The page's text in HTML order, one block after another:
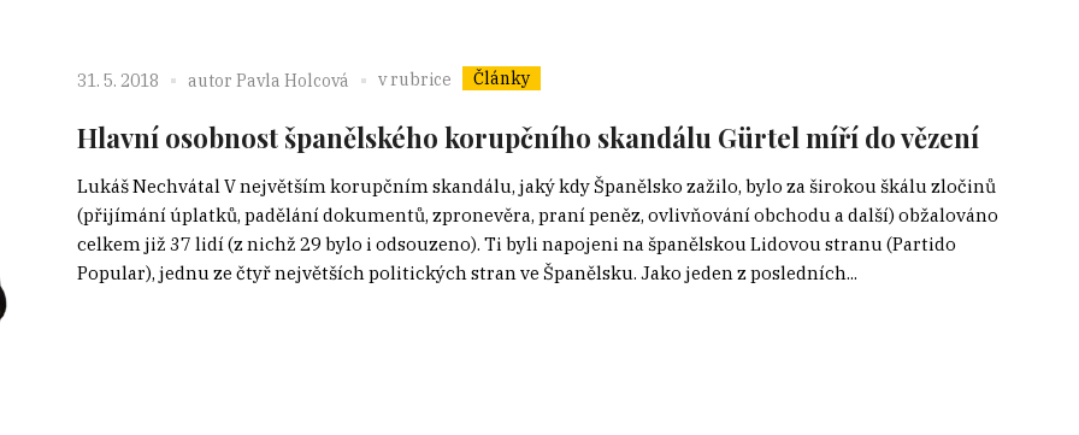
31. 5. 2018 autor Pavla Holcová v rubrice Články
Hlavní osobnost španělského korupčního skandálu Gürtel míří do vězení
Lukáš Nechvátal V největším korupčním skandálu, jaký kdy Španělsko zažilo, bylo za širokou škálu zločinů
(přijímání úplatků, padělání dokumentů, zpronevěra, praní peněz, ovlivňování obchodu a další) obžalováno
celkem již 37 lidí (z nichž 29 bylo i odsouzeno). Ti byli napojeni na španělskou Lidovou stranu (Partido
Popular), jednu ze čtyř největších politických stran ve Španělsku. Jako jeden z posledních...